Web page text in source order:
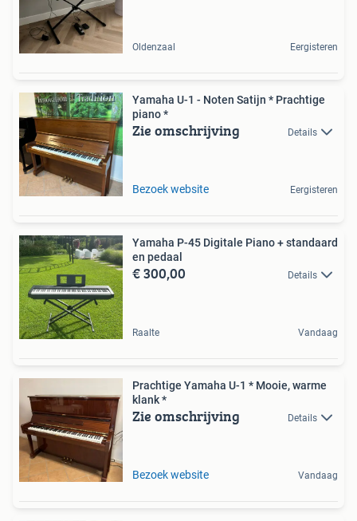
Oldenzaal Eergisteren
Yamaha U-1 - Noten Satijn * Prachtige
piano *
Zie omschrijving Details
Bezoek website Eergisteren
Yamaha P-45 Digitale Piano + standaard
en pedaal
€ 300,00 Details
Raalte Vandaag
Prachtige Yamaha U-1 * Mooie, warme
klank *
Zie omschrijving Details
Bezoek website Vandaag